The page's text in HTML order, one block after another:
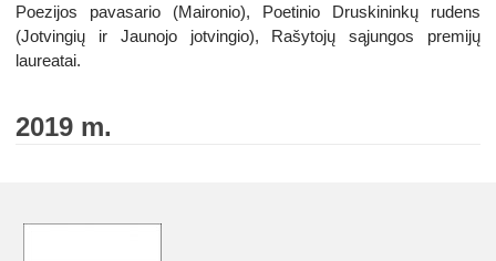
Poezijos pavasario (Maironio), Poetinio Druskininkų rudens
(Jotvingių ir Jaunojo jotvingio), Rašytojų sąjungos premijų
laureatai.
2019 m.